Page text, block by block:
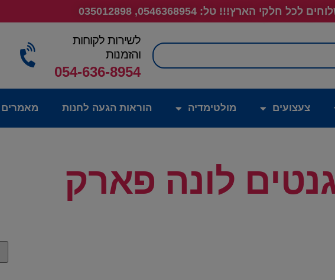
לכל חלקי הארץ!!! טל: 0546368954, 035012898
חיפוש
לשירות לקוחות
והזמנות
054-636-8954
צעצועים מולטימדיה הוראות הגעה לחנות מאמרים
לונה פארק